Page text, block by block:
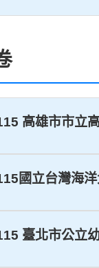
高雄市市立
國立台灣海
臺北市公立